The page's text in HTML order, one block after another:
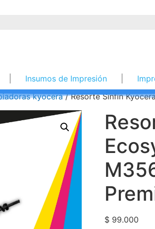
Insumos de Impresión
kyocera/ Resorte Sinfín
$99.000